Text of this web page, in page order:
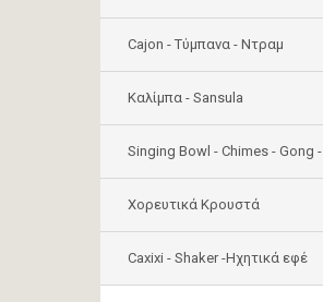
Cajon - Τύμπανα - Ντραμ
Καλίμπα - Sansula
Singing Bowl - Chimes - Gong
Χορευτικά Κρουστά
Caxixi - Shaker -Ηχητικά εφέ